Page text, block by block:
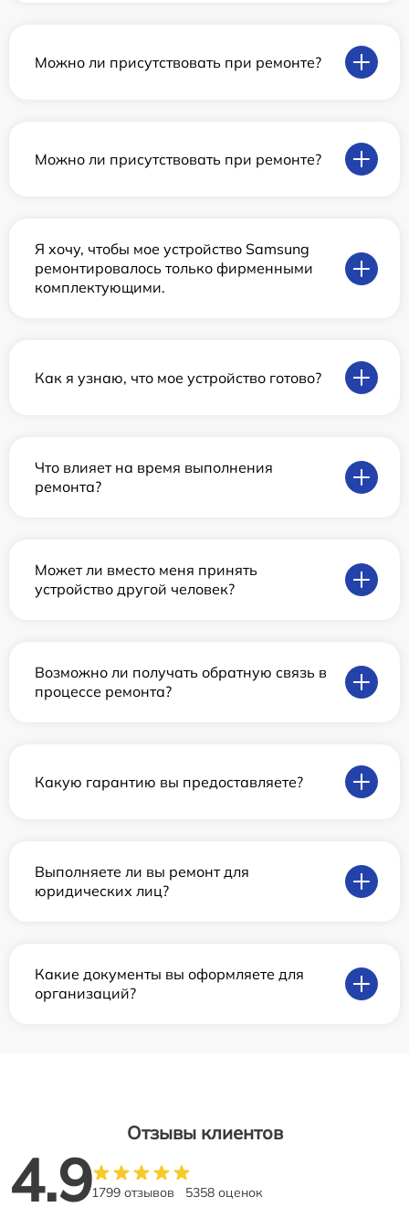
Можно ли присутствовать при ремонте?
Можно ли присутствовать при ремонте?
Я хочу, чтобы мое устройство Samsung
ремонтировалось только фирменными
комплектующими.
Как я узнаю, что мое устройство готово?
Что влияет на время выполнения
ремонта?
Может ли вместо меня принять
устройство другой человек?
Возможно ли получать обратную связь в
процессе ремонта?
Какую гарантию вы предоставляете?
Выполняете ли вы ремонт для
юридических лиц?
Какие документы вы оформляете для
организаций?
Отзывы клиентов
4.91799 отзывов 5358 оценок